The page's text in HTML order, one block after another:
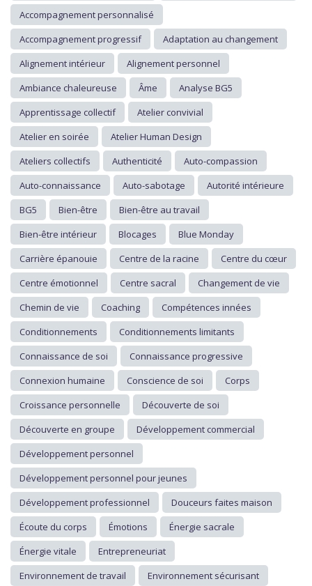
Accompagnement personnalisé
Accompagnement progressif
Adaptation au changement
Alignement intérieur
Alignement personnel
Ambiance chaleureuse
Âme
Analyse BG5
Apprentissage collectif
Atelier convivial
Atelier en soirée
Atelier Human Design
Ateliers collectifs
Authenticité
Auto-compassion
Auto-connaissance
Auto-sabotage
Autorité intérieure
BG5
Bien-être
Bien-être au travail
Bien-être intérieur
Blocages
Blue Monday
Carrière épanouie
Centre de la racine
Centre du cœur
Centre émotionnel
Centre sacral
Changement de vie
Chemin de vie
Coaching
Compétences innées
Conditionnements
Conditionnements limitants
Connaissance de soi
Connaissance progressive
Connexion humaine
Conscience de soi
Corps
Croissance personnelle
Découverte de soi
Découverte en groupe
Développement commercial
Développement personnel
Développement personnel pour jeunes
Développement professionnel
Douceurs faites maison
Écoute du corps
Émotions
Énergie sacrale
Énergie vitale
Entrepreneuriat
Environnement de travail
Environnement sécurisant